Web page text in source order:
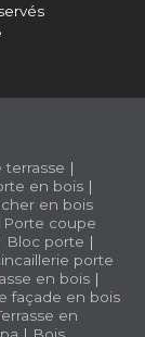
terrasse |
en bois |
en bois
Porte coupe
Bloc porte |
porte
en bois |
façade en bois
en
| Bois